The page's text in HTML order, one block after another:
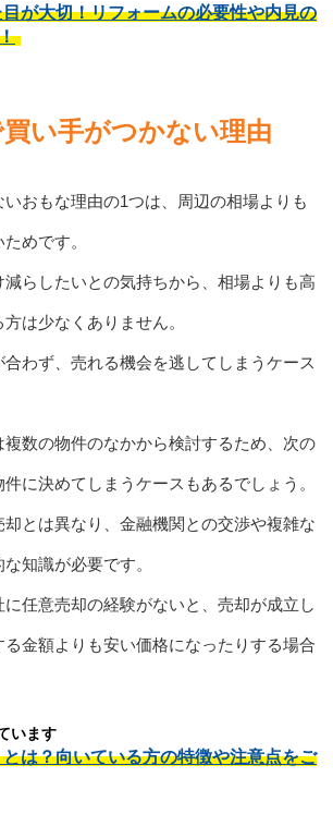
が大切！リフォームの必要性や内見の
い手がつかない理由
おもな理由の1つは、周辺の相場よりも
めです。
らしたいとの気持ちから、相場よりも高
は少なくありません。
わず、売れる機会を逃してしまうケース
数の物件のなかから検討するため、次の
に決めてしまうケースもあるでしょう。
とは異なり、金融機関との交渉や複雑な
知識が必要です。
任意売却の経験がないと、売却が成立し
金額よりも安い価格になったりする場合
います
は？向いている方の特徴や注意点をご